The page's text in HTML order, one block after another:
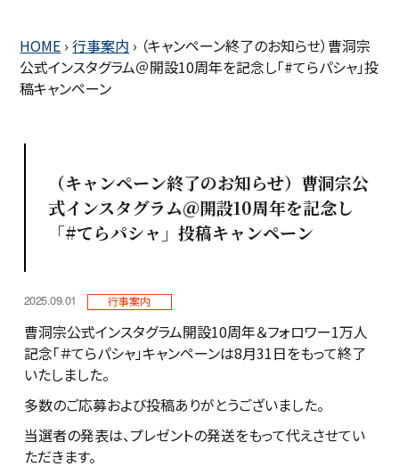
HOME › 行事案内 › （キャンペーン終了のお知らせ）曹洞宗
公式インスタグラム＠開設10周年を記念し「#てらパシャ」投
稿キャンペーン
（キャンペーン終了のお知らせ）曹洞宗公
式インスタグラム＠開設10周年を記念し
「#てらパシャ」投稿キャンペーン
2025.09.01 行事案内
曹洞宗公式インスタグラム開設10周年＆フォロワー1万人
記念「＃てらパシャ」キャンペーンは8月31日をもって終了
いたしました。
多数のご応募および投稿ありがとうございました。
当選者の発表は、プレゼントの発送をもって代えさせてい
ただきます。